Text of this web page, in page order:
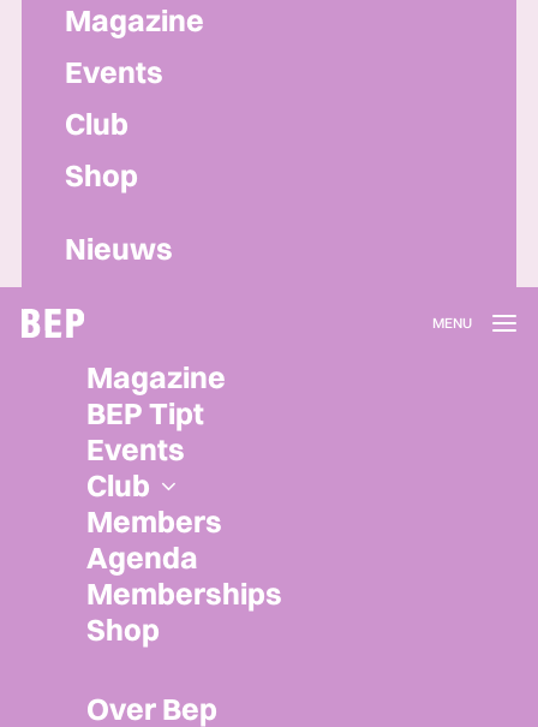
Magazine
BEP Tipt
Events
Club
Members
Agenda
Memberships
Shop
Over Bep
Magazine
Events
Club
Shop
Nieuws
Lidmaatschap
Herroepen
Privacy policy
Algemene voorwaarden